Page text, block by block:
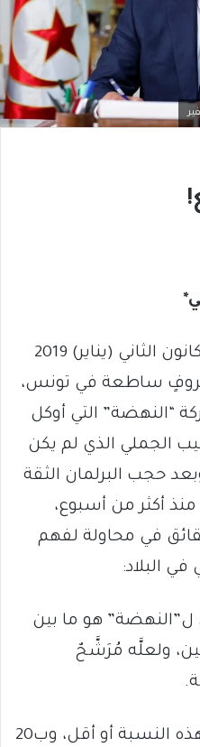
ما من شك في أن يوم 10 كانون الثاني (يناير) 2019
ساطعة في تونس،
“النهضة” التي أوكل
الجملي الذي لم يكن
حجب البرلمان الثقة
أكثر من أسبوع،
في محاولة لفهم
البلاد:
ل”النهضة” هو ما بين
ولعلَّه مُرَشَّحٌ
ثانيها أن “النهضة” بمثل هذه النسبة أو أقل، وب20